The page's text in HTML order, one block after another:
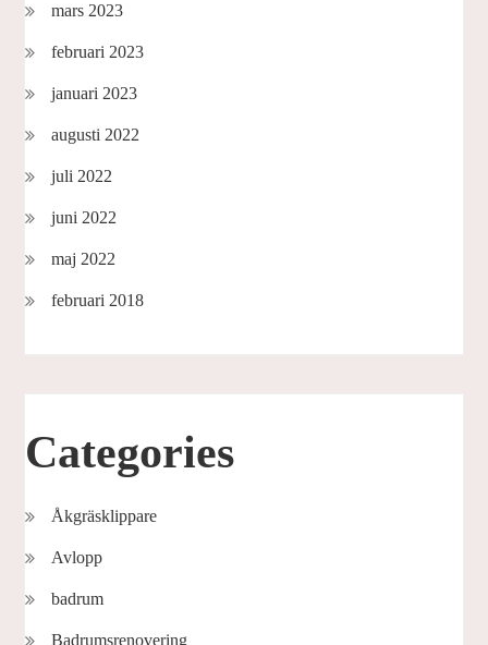
mars 2023
februari 2023
januari 2023
augusti 2022
juli 2022
juni 2022
maj 2022
februari 2018
Categories
Åkgräsklippare
Avlopp
badrum
Badrumsrenovering